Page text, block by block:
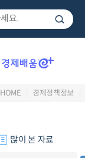
HOME 경제정책정보
많이 본 자료